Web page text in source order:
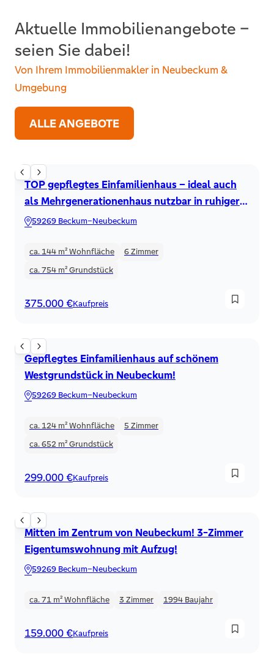
Aktuelle Immobilienangebote –
seien Sie dabei!
Von Ihrem Immobilienmakler in Neubeckum &
Umgebung
ALLE ANGEBOTE
TOP gepflegtes Einfamilienhaus – ideal auch
als Mehrgenerationenhaus nutzbar in ruhiger
Lage in Neubeckum!
59269 Beckum–Neubeckum
ca. 144 m²Wohnfläche 6Zimmer
ca. 754 m²Grundstück
375.000 €Kaufpreis
Gepflegtes Einfamilienhaus auf schönem
Westgrundstück in Neubeckum!
59269 Beckum–Neubeckum
ca. 124 m²Wohnfläche 5 Zimmer
ca. 652 m²Grundstück
299.000 €Kaufpreis
Mitten im Zentrum von Neubeckum! 3-Zimmer
Eigentumswohnung mit Aufzug!
59269 Beckum–Neubeckum
ca. 71 m²Wohnfläche 3 Zimmer 1994 Baujahr
159.000 €Kaufpreis